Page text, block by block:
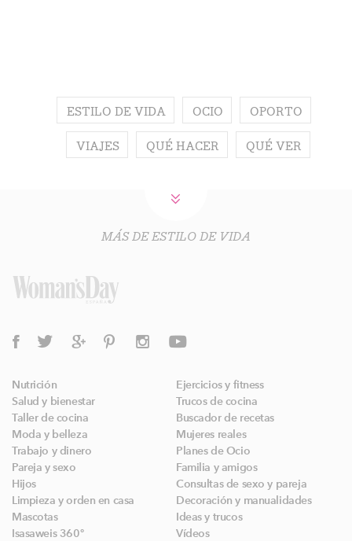
ESTILO DE VIDA OCIO OPORTO
VIAJES QUÉ HACER QUÉ VER
MÁS DE ESTILO DE VIDA
Nutrición
Ejercicios y fitness
Salud y bienestar
Trucos de cocina
Taller de cocina
Buscador de recetas
Moda y belleza
Mujeres reales
Trabajo y dinero
Planes de Ocio
Pareja y sexo
Familia y amigos
Hijos
Consultas de sexo y pareja
Limpieza y orden en casa
Decoración y manualidades
Mascotas
Ideas y trucos
Isasaweis 360º
Vídeos